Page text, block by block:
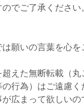
でご了承ください
は願いの言葉を心を
えた無断転載（丸
行為）はご遠慮く
が広まって欲しい